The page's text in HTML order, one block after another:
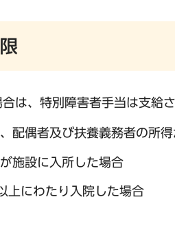
は、特別障害者手当は支給さ
配偶者及び扶養義務者の所
施設に入所した場合
上にわたり入院した場合